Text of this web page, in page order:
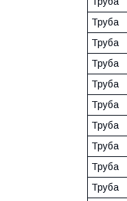
Труба
Труба
Труба
Труба
Труба
Труба
Труба
Труба
Труба